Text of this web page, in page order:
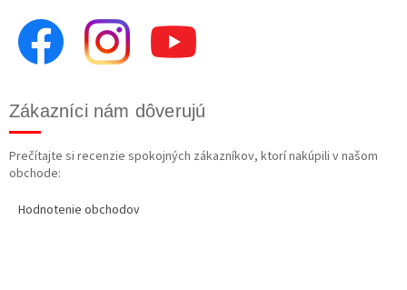
Zákazníci nám dôverujú
Prečítajte si recenzie spokojných zákazníkov, ktorí nakúpili v našom
obchode:
Hodnotenie obchodov